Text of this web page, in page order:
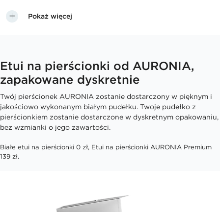
Pokaż więcej
Etui na pierścionki od AURONIA,
zapakowane dyskretnie
Twój pierścionek AURONIA zostanie dostarczony w pięknym i
jakościowo wykonanym białym pudełku. Twoje pudełko z
pierścionkiem zostanie dostarczone w dyskretnym opakowaniu,
bez wzmianki o jego zawartości.
Białe etui na pierścionki 0 zł, Etui na pierścionki AURONIA Premium
139 zł.